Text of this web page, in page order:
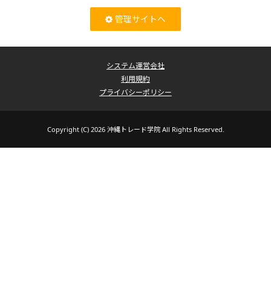
管理サイトへ
システム運営会社
利用規約
プライバシーポリシー
Copyright (C) 2026 沖縄トレード学院 All Rights Reserved.